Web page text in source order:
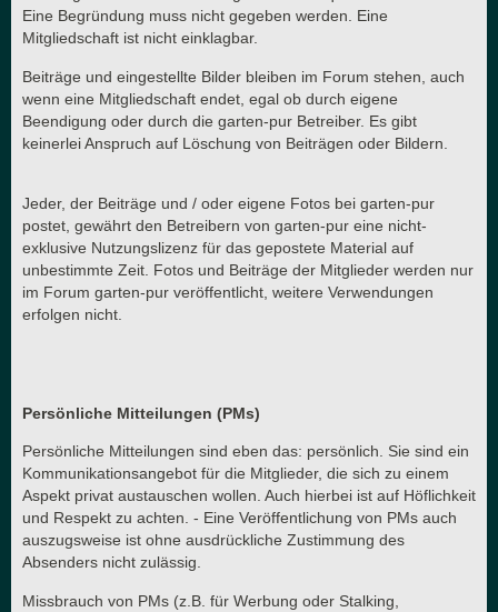
Eine Begründung muss nicht gegeben werden. Eine
Mitgliedschaft ist nicht einklagbar.
Beiträge und eingestellte Bilder bleiben im Forum stehen, auch
wenn eine Mitgliedschaft endet, egal ob durch eigene
Beendigung oder durch die garten-pur Betreiber. Es gibt
keinerlei Anspruch auf Löschung von Beiträgen oder Bildern.
Jeder, der Beiträge und / oder eigene Fotos bei garten-pur
postet, gewährt den Betreibern von garten-pur eine nicht-
exklusive Nutzungslizenz für das gepostete Material auf
unbestimmte Zeit. Fotos und Beiträge der Mitglieder werden nur
im Forum garten-pur veröffentlicht, weitere Verwendungen
erfolgen nicht.
Persönliche Mitteilungen (PMs)
Persönliche Mitteilungen sind eben das: persönlich. Sie sind ein
Kommunikationsangebot für die Mitglieder, die sich zu einem
Aspekt privat austauschen wollen. Auch hierbei ist auf Höflichkeit
und Respekt zu achten. - Eine Veröffentlichung von PMs auch
auszugsweise ist ohne ausdrückliche Zustimmung des
Absenders nicht zulässig.
Missbrauch von PMs (z.B. für Werbung oder Stalking,